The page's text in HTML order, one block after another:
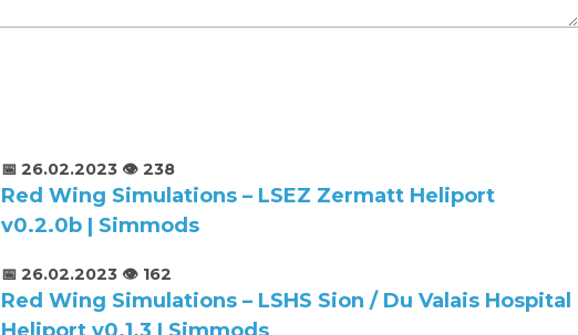
📅 26.02.2023 👁️ 238
Red Wing Simulations – LSEZ Zermatt Heliport
v0.2.0b | Simmods
📅 26.02.2023 👁️ 162
Red Wing Simulations – LSHS Sion / Du Valais Hospital
Heliport v0.1.3 | Simmods